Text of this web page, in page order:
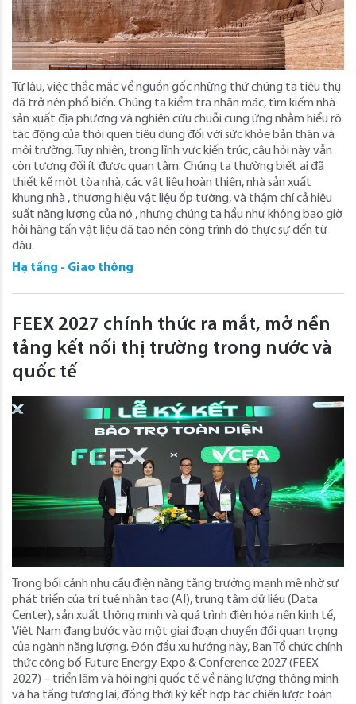
Từ lâu, việc thắc mắc về nguồn gốc những thứ chúng ta tiêu thụ
đã trở nên phổ biến. Chúng ta kiểm tra nhãn mác, tìm kiếm nhà
sản xuất địa phương và nghiên cứu chuỗi cung ứng nhằm hiểu rõ
tác động của thói quen tiêu dùng đối với sức khỏe bản thân và
môi trường. Tuy nhiên, trong lĩnh vực kiến ​​trúc, câu hỏi này vẫn
còn tương đối ít được quan tâm. Chúng ta thường biết ai đã
thiết kế một tòa nhà, các vật liệu hoàn thiện, nhà sản xuất
khung nhà , thương hiệu vật liệu ốp tường, và thậm chí cả hiệu
suất năng lượng của nó , nhưng chúng ta hầu như không bao giờ
hỏi hàng tấn vật liệu đã tạo nên công trình đó thực sự đến từ
đâu.
Hạ tầng - Giao thông
FEEX 2027 chính thức ra mắt, mở nền
tảng kết nối thị trường trong nước và
quốc tế
Trong bối cảnh nhu cầu điện năng tăng trưởng mạnh mẽ nhờ sự
phát triển của trí tuệ nhân tạo (AI), trung tâm dữ liệu (Data
Center), sản xuất thông minh và quá trình điện hóa nền kinh tế,
Việt Nam đang bước vào một giai đoạn chuyển đổi quan trọng
của ngành năng lượng. Đón đầu xu hướng này, Ban Tổ chức chính
thức công bố Future Energy Expo & Conference 2027 (FEEX
2027) – triển lãm và hội nghị quốc tế về năng lượng thông minh
và hạ tầng tương lai, đồng thời ký kết hợp tác chiến lược toàn